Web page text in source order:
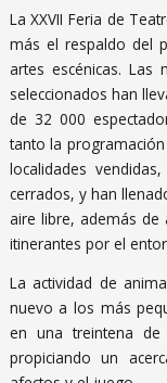
La XXVII Feria de
más el respaldo del
artes escénicas.
seleccionados han
de 32 000
tanto la
localidades
cerrados, y han
aire libre, además
itinerantes por el
La actividad de
nuevo a los más
en una treintena de
propiciando un